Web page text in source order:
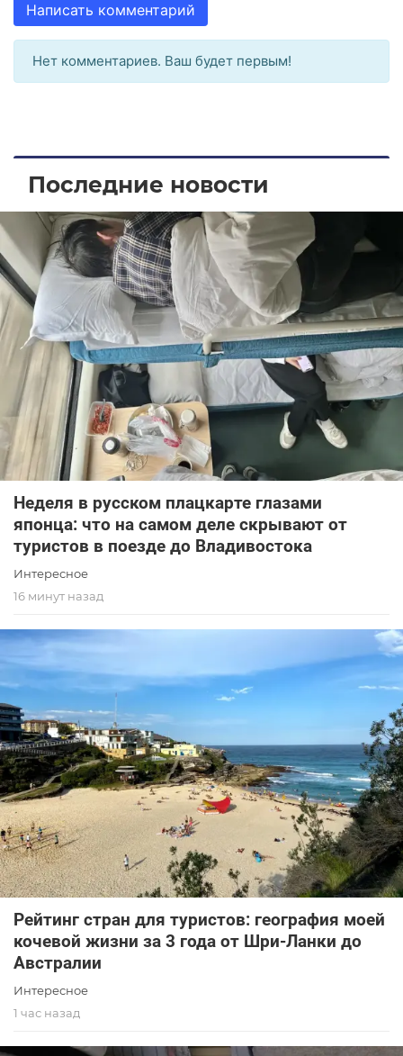
Написать комментарий
Нет комментариев. Ваш будет первым!
Последние новости
Неделя в русском плацкарте глазами
японца: что на самом деле скрывают от
туристов в поезде до Владивостока
Интересное
16 минут назад
Рейтинг стран для туристов: география моей
кочевой жизни за 3 года от Шри-Ланки до
Австралии
Интересное
1 час назад